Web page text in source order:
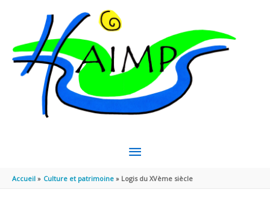
MENU
PRINCIPAL
Accueil Culture et patrimoine Logis du XVème siècle